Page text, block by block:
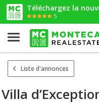
Téléchargez la
5
Liste d'annonces
Villa